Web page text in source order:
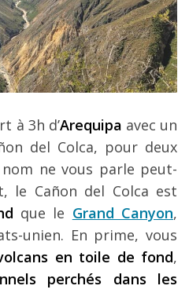
voyage !
bancaire
voiture !
voyage
à 3h d’Arequipa avec un
del Colca, pour deux
ne vous parle peut-
le Cañon del Colca est
que le Grand Canyon,
unien. En prime, vous
en toile de fond,
perchés dans les